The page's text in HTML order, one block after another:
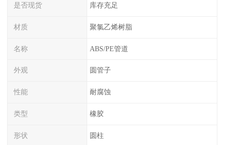
是否现货 库存充足
材质 聚氯乙烯树脂
名称 ABS/PE管道
外观 圆管子
性能 耐腐蚀
类型 橡胶
形状 圆柱